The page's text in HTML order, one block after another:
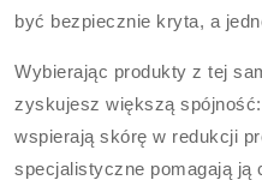
być bezpiecznie kryta, a
Wybierając produkty z tej
zyskujesz większą
wspierają skórę w redukcji
specjalistyczne pomagają ją